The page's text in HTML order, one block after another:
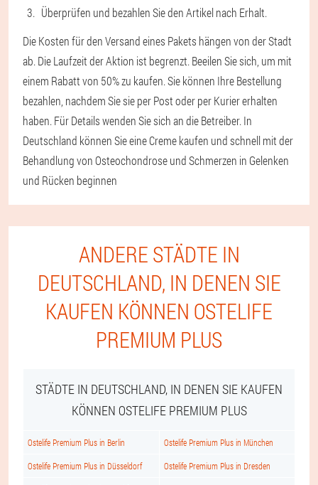
Überprüfen und bezahlen Sie den Artikel nach Erhalt.
Die Kosten für den Versand eines Pakets hängen von der Stadt
ab. Die Laufzeit der Aktion ist begrenzt. Beeilen Sie sich, um mit
einem Rabatt von 50% zu kaufen. Sie können Ihre Bestellung
bezahlen, nachdem Sie sie per Post oder per Kurier erhalten
haben. Für Details wenden Sie sich an die Betreiber. In
Deutschland können Sie eine Creme kaufen und schnell mit der
Behandlung von Osteochondrose und Schmerzen in Gelenken
und Rücken beginnen
ANDERE STÄDTE IN
DEUTSCHLAND, IN DENEN SIE
KAUFEN KÖNNEN OSTELIFE
PREMIUM PLUS
STÄDTE IN DEUTSCHLAND, IN DENEN SIE KAUFEN
KÖNNEN OSTELIFE PREMIUM PLUS
Ostelife Premium Plus in Berlin Ostelife Premium Plus in München
Ostelife Premium Plus in Düsseldorf Ostelife Premium Plus in Dresden